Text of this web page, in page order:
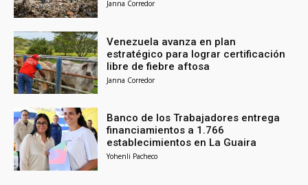
Janna Corredor
Venezuela avanza en plan
estratégico para lograr certificación
libre de fiebre aftosa
Janna Corredor
Banco de los Trabajadores entrega
financiamientos a 1.766
establecimientos en La Guaira
Yohenli Pacheco